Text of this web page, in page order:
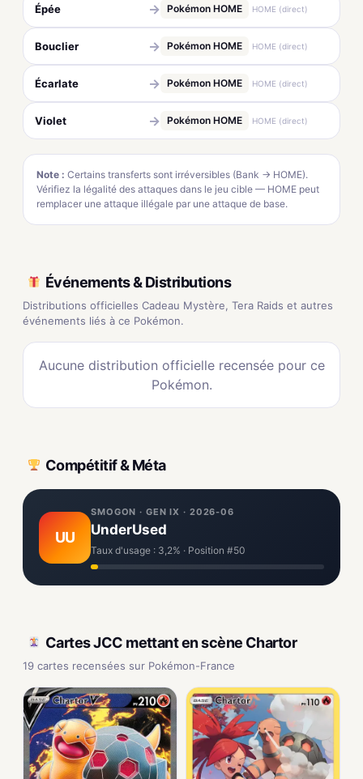
Épée → Pokémon HOME HOME (direct)
Bouclier → Pokémon HOME HOME (direct)
Écarlate → Pokémon HOME HOME (direct)
Violet → Pokémon HOME HOME (direct)
Note : Certains transferts sont irréversibles (Bank → HOME).
Vérifiez la légalité des attaques dans le jeu cible — HOME peut
remplacer une attaque illégale par une attaque de base.
Événements & Distributions
Distributions officielles Cadeau Mystère, Tera Raids et autres
événements liés à ce Pokémon.
Aucune distribution officielle recensée pour ce
Pokémon.
Compétitif & Méta
UU
SMOGON · GEN IX · 2026-06
UnderUsed
Taux d'usage : 3,2% · Position #50
Cartes JCC mettant en scène Chartor
19 cartes recensées sur Pokémon-France